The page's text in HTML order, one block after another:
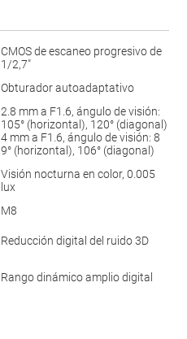
CMOS de escaneo progresivo de
1/2,7"
Obturador autoadaptativo
2.8 mm a F1.6, ángulo de visión:
105° (horizontal), 120° (diagonal )
4 mm a F1.6, ángulo de visión: 8
9° (horizontal), 106° (diagonal)
Visión nocturna en color, 0.005
lux
M8
Reducción digital del ruido 3D
Rango dinámico amplio digital